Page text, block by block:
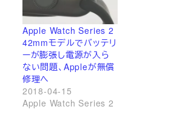
Apple Watch Series 2
42mmモデルでバッテリ
ーが膨張し電源が入ら
ない問題、Appleが無償
修理へ
2018-04-15
Apple Watch Series 2